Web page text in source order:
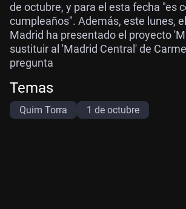
de octubre, y para el esta fecha "es
cumpleaños". Además, este lunes,
Madrid ha presentado el proyecto
sustituir al 'Madrid Central' de
pregunta
Temas
Quim Torra 1 de octubre